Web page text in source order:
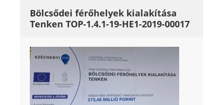
Bölcsődei férőhelyek kialakítása
Tenken TOP-1.4.1-19-HE1-2019-00017